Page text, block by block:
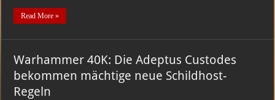
Read More »
Warhammer 40K: Die Adeptus Custodes
bekommen mächtige neue Schildhost-
Regeln